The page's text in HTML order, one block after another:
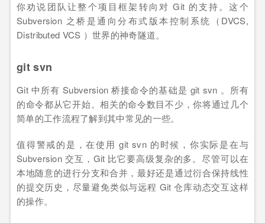
你劝说团队让整个项目框架转向对 Git 的支持。这个
Subversion 之桥是通向分布式版本控制系统（DVCS,
Distributed VCS ）世界的神奇隧道。
git svn
Git 中所有 Subversion 桥接命令的基础是 git svn 。所有
的命令都从它开始。相关的命令数目不少，你将通过几个
简单的工作流程了解到其中常见的一些。
值得警戒的是，在使用 git svn 的时候，你实际是在与
Subversion 交互，Git 比它要高级复杂的多。尽管可以在
本地随意的进行分支和合并，最好还是通过衍合保持线性
的提交历史，尽量避免类似与远程 Git 仓库动态交互这样
的操作。